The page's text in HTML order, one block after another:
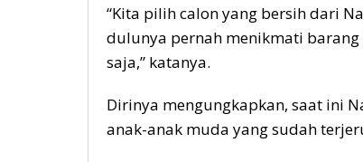
“Kita pilih calon yang bersih dari
dulunya pernah menikmati
saja,” katanya.
Dirinya mengungkapkan, saat ini
anak-anak muda yang sudah